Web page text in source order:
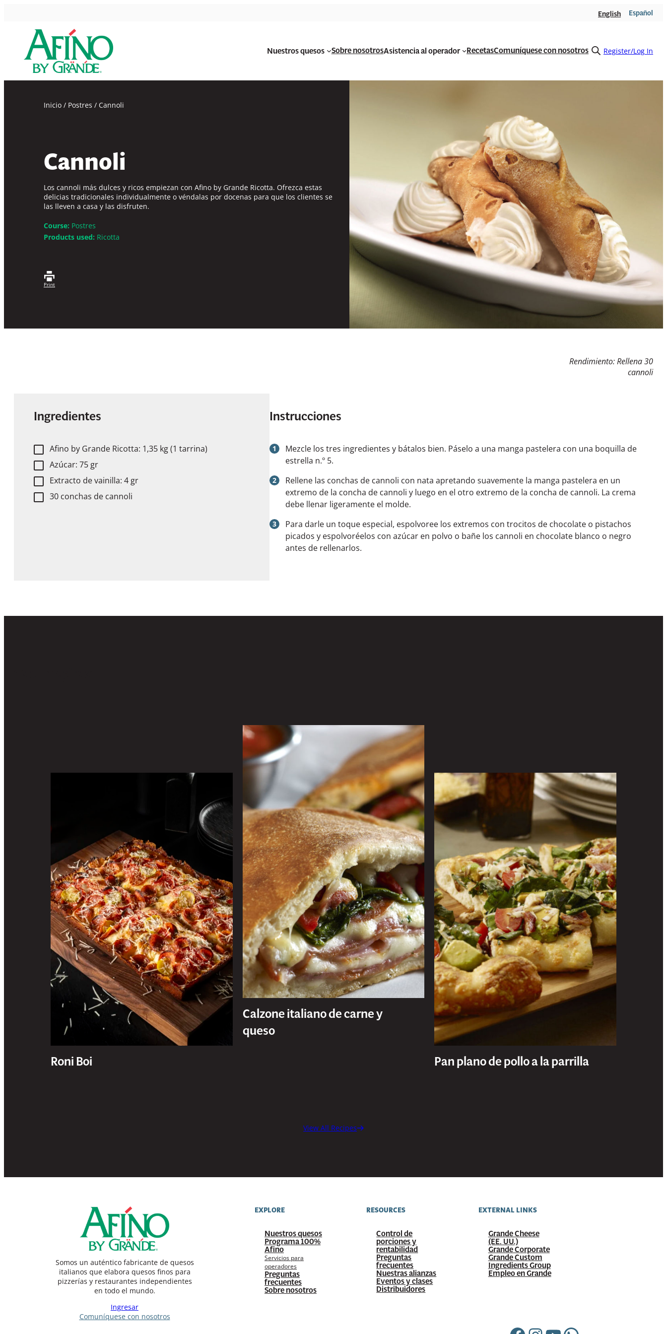
English Español
Nuestros quesos Sobre nosotrosAsistencia al operador RecetasComuníquese con nosotros Open
search
Register/Log In
Inicio / Postres / Cannoli
Cannoli
Los cannoli más dulces y ricos empiezan con Afino by Grande Ricotta. Ofrezca estas
delicias tradicionales individualmente o véndalas por docenas para que los clientes se
las lleven a casa y las disfruten.
Course: Postres
Products used: Ricotta
Print
Rendimiento: Rellena 30
cannoli
Ingredientes
Afino by Grande Ricotta: 1,35 kg (1 tarrina)
Azúcar: 75 gr
Extracto de vainilla: 4 gr
30 conchas de cannoli
Instrucciones
Mezcle los tres ingredientes y bátalos bien. Páselo a una manga pastelera con una boquilla de
estrella n.º 5.
Rellene las conchas de cannoli con nata apretando suavemente la manga pastelera en un
extremo de la concha de cannoli y luego en el otro extremo de la concha de cannoli. La crema
debe llenar ligeramente el molde.
Para darle un toque especial, espolvoree los extremos con trocitos de chocolate o pistachos
picados y espolvoréelos con azúcar en polvo o bañe los cannoli en chocolate blanco o negro
antes de rellenarlos.
Roni Boi
Calzone italiano de carne y
queso
Pan plano de pollo a la parrilla
View All Recipes
Somos un auténtico fabricante de quesos
italianos que elabora quesos finos para
pizzerías y restaurantes independientes
en todo el mundo.
Ingresar
Comuníquese con nosotros
EXPLORE
Nuestros quesos
Programa 100%
Afino
Servicios para
operadores
Preguntas
frecuentes
Sobre nosotros
RESOURCES
Control de
porciones y
rentabilidad
Preguntas
frecuentes
Nuestras alianzas
Eventos y clases
Distribuidores
EXTERNAL LINKS
Grande Cheese
(EE. UU.)
Grande Corporate
Grande Custom
Ingredients Group
Empleo en Grande